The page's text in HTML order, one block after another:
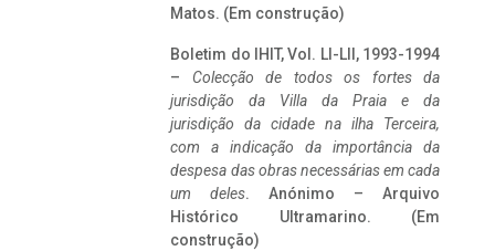
Matos. (Em construção)
Boletim do IHIT, Vol. LI-LII, 1993-1994
– Colecção de todos os fortes da
jurisdição da Villa da Praia e da
jurisdição da cidade na ilha Terceira,
com a indicação da importância da
despesa das obras necessárias em cada
um deles. Anónimo – Arquivo
Histórico Ultramarino. (Em
construção)